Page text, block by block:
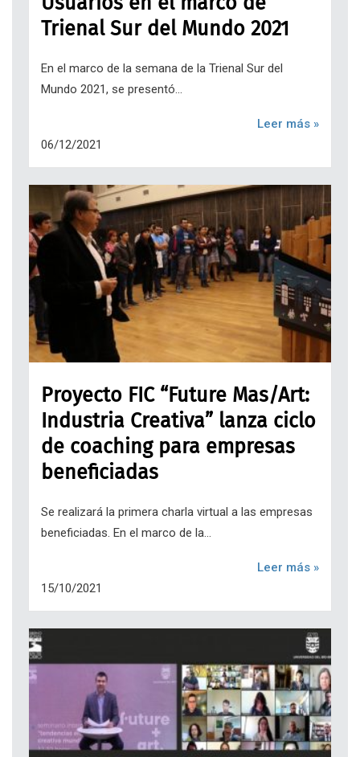
Trienal Sur del Mundo 2021
En el marco de la semana de la Trienal Sur del
Mundo 2021, se presentó...
Leer más »
06/12/2021
Proyecto FIC “Future Mas/Art:
Industria Creativa” lanza ciclo
de coaching para empresas
beneficiadas
Se realizará la primera charla virtual a las empresas
beneficiadas. En el marco de la...
Leer más »
15/10/2021